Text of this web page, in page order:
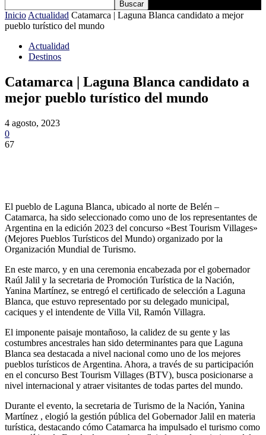
Inicio Actualidad Catamarca | Laguna Blanca candidato a mejor
pueblo turístico del mundo
Actualidad
Destinos
Catamarca | Laguna Blanca candidato a
mejor pueblo turístico del mundo
4 agosto, 2023
0
67
El pueblo de Laguna Blanca, ubicado al norte de Belén –
Catamarca, ha sido seleccionado como uno de los representantes de
Argentina en la edición 2023 del concurso «Best Tourism Villages»
(Mejores Pueblos Turísticos del Mundo) organizado por la
Organización Mundial de Turismo.
En este marco, y en una ceremonia encabezada por el gobernador
Raúl Jalil y la secretaria de Promoción Turística de la Nación,
Yanina Martínez, se entregó el certificado de selección a Laguna
Blanca, que estuvo representado por su delegado municipal,
caciques y el intendente de Villa Vil, Ramón Villagra.
El imponente paisaje montañoso, la calidez de su gente y las
costumbres ancestrales han sido determinantes para que Laguna
Blanca sea destacada a nivel nacional como uno de los mejores
pueblos turísticos de Argentina. Ahora, a través de su participación
en el concurso Best Tourism Villages (BTV), busca posicionarse a
nivel internacional y atraer visitantes de todas partes del mundo.
Durante el evento, la secretaria de Turismo de la Nación, Yanina
Martínez , elogió la gestión pública del Gobernador Jalil en materia
turística, destacando cómo Catamarca ha impulsado el turismo como